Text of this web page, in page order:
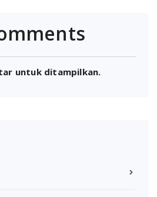
untuk ditampilkan.